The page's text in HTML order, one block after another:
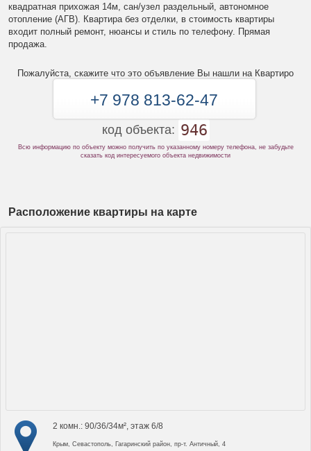
квадратная прихожая 14м, сан/узел раздельный, автономное
отопление (АГВ). Квартира без отделки, в стоимость квартиры
входит полный ремонт, нюансы и стиль по телефону. Прямая
продажа.
Пожалуйста, скажите что это объявление Вы нашли на Квартиро
+7 978 813-62-47
код объекта: 946
Всю информацию по объекту можно получить по указанному номеру телефона, не забудьте
сказать код интересуемого объекта недвижимости
Расположение квартиры на карте
2 комн.: 90/36/34м², этаж 6/8
Крым, Севастополь, Гагаринский район, пр-т. Античный, 4